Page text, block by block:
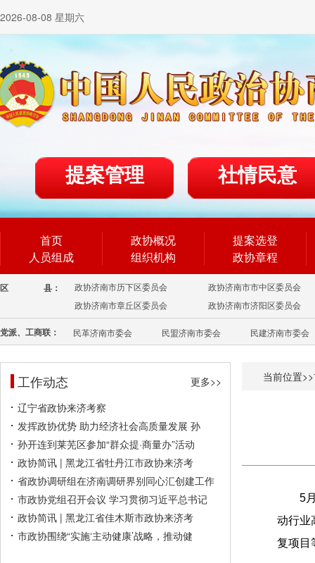
2026-08-08 星期六
提案管理 社情民意
首页
人员组成
政协概况
组织机构
提案选登
政协章程
区 县： 政协济南市历下区委员会
政协济南市市中区委员会
政协济南市章丘区委员会
政协济南市济阳区委员会
党派、工商联： 民革济南市委会 民盟济南市委会 民建济南市委会
工作动态
更多>>
辽宁省政协来济考察
发挥政协优势 助力经济社会高质量发展 孙
孙开连到莱芜区参加“群众提·商量办”活动
政协简讯 | 黑龙江省牡丹江市政协来济考
省政协调研组在济南调研界别同心汇创建工作
市政协党组召开会议 学习贯彻习近平总书记
政协简讯 | 黑龙江省佳木斯市政协来济考
市政协围绕“实施‘主动健康’战略，推动健
当前位置>>
5
动行业
复项目